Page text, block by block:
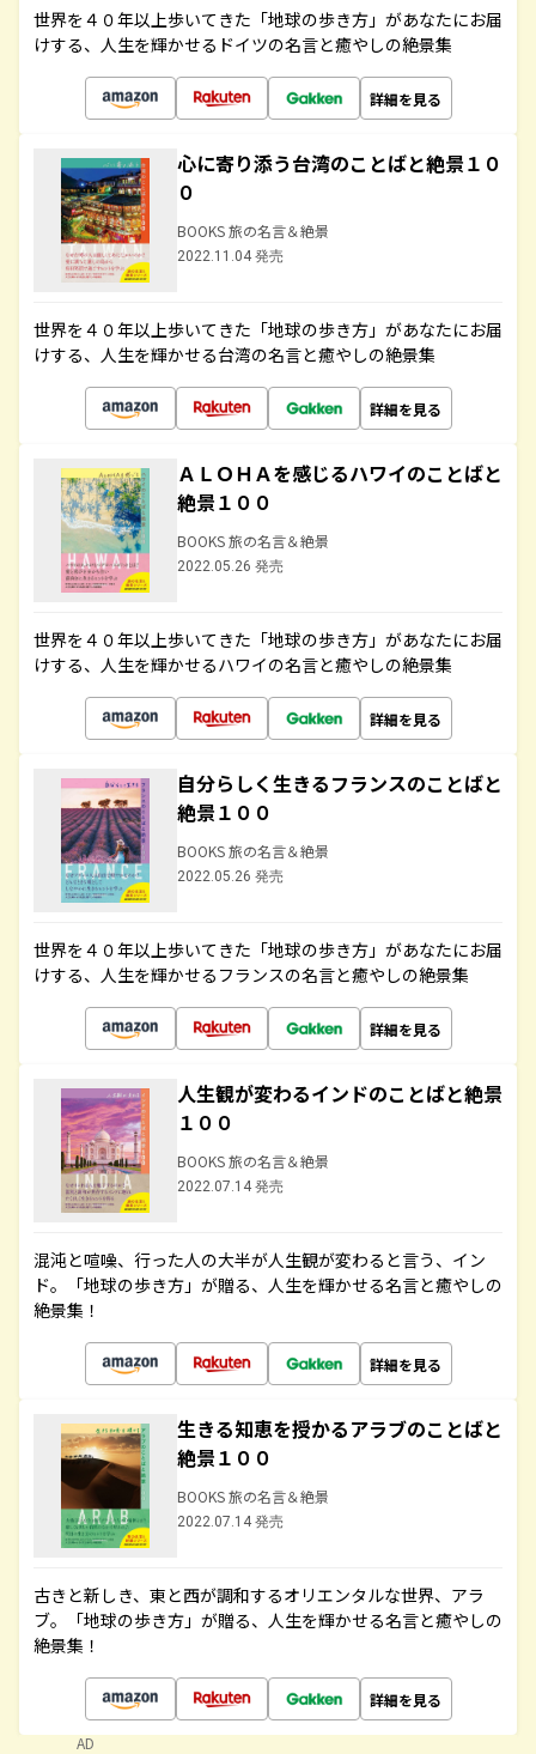
世界を４０年以上歩いてきた「地球の歩き方」があなたにお届
けする、人生を輝かせるドイツの名言と癒やしの絶景集
詳細を見る
心に寄り添う台湾のことばと絶景１０
０
BOOKS 旅の名言＆絶景
2022.11.04 発売
世界を４０年以上歩いてきた「地球の歩き方」があなたにお届
けする、人生を輝かせる台湾の名言と癒やしの絶景集
詳細を見る
ＡＬＯＨＡを感じるハワイのことばと
絶景１００
BOOKS 旅の名言＆絶景
2022.05.26 発売
世界を４０年以上歩いてきた「地球の歩き方」があなたにお届
けする、人生を輝かせるハワイの名言と癒やしの絶景集
詳細を見る
自分らしく生きるフランスのことばと
絶景１００
BOOKS 旅の名言＆絶景
2022.05.26 発売
世界を４０年以上歩いてきた「地球の歩き方」があなたにお届
けする、人生を輝かせるフランスの名言と癒やしの絶景集
詳細を見る
人生観が変わるインドのことばと絶景
１００
BOOKS 旅の名言＆絶景
2022.07.14 発売
混沌と喧噪、行った人の大半が人生観が変わると言う、イン
ド。「地球の歩き方」が贈る、人生を輝かせる名言と癒やしの
絶景集！
詳細を見る
生きる知恵を授かるアラブのことばと
絶景１００
BOOKS 旅の名言＆絶景
2022.07.14 発売
古きと新しき、東と西が調和するオリエンタルな世界、アラ
ブ。「地球の歩き方」が贈る、人生を輝かせる名言と癒やしの
絶景集！
詳細を見る
AD